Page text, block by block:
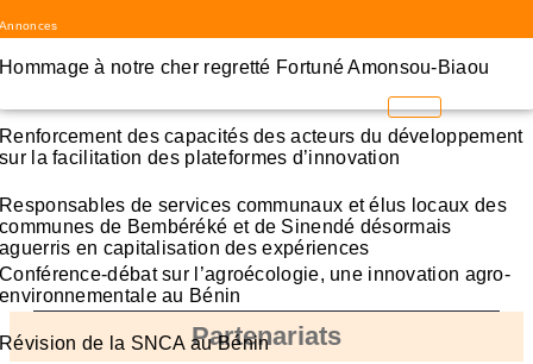
Annonces
Hommage à notre cher regretté Fortuné Amonsou-Biaou
Renforcement des capacités des acteurs du développement
sur la facilitation des plateformes d’innovation
Responsables de services communaux et élus locaux des
communes de Bembéréké et de Sinendé désormais
aguerris en capitalisation des expériences
Conférence-débat sur l’agroécologie, une innovation agro-
environnementale au Bénin
Révision de la SNCA au Bénin
Partenariats